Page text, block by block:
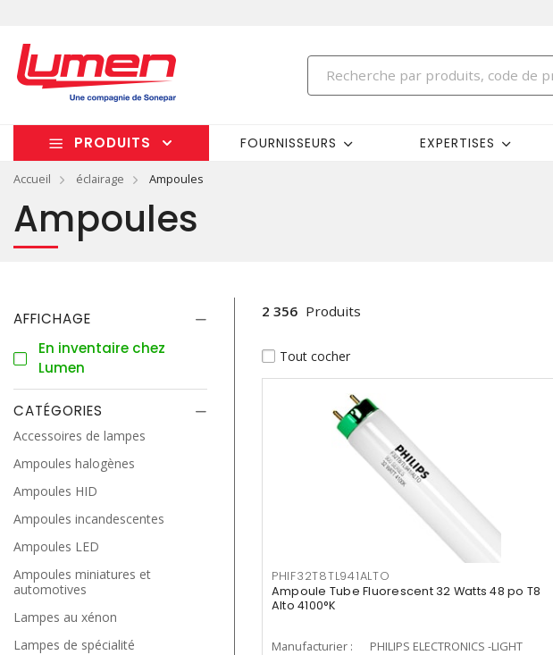
PRODUITS FOURNISSEURS EXPERTISES
Accueil éclairage Ampoules
Ampoules
AFFICHAGE
En inventaire chez
Lumen
CATÉGORIES
Accessoires de lampes
Ampoules halogènes
Ampoules HID
Ampoules incandescentes
Ampoules LED
Ampoules miniatures et
automotives
Lampes au xénon
Lampes de spécialité
2 356 Produits
Tout cocher
PHIF32T8TL941ALTO
Ampoule Tube Fluorescent 32 Watts 48 po T8
Alto 4100°K
Manufacturier :
PHILIPS ELECTRONICS -LIGHT